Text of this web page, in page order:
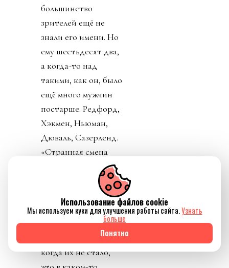
большинство
зрителей ещё не
знали его имени. Но
ему шестьдесят два,
а когда-то над
такими, как он, было
ещё много мужчин
постарше. Редфорд,
Хэкмен, Ньюман,
Дюваль, Сазерленд.
«Странная смена
замирает. — Над
нами был какой-то
успокаивающий
буфер, а теперь,
когда их не стало,
Использование файлов cookie
Мы используем куки для улучшения работы сайта.Узнать
больше
Понятно